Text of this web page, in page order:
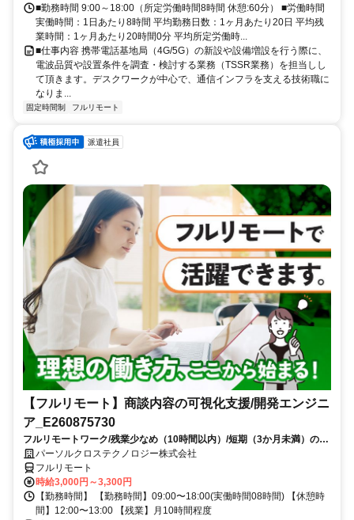
■勤務時間 9:00～18:00（所定労働時間8時間 休憩:60分） ■労働時間
実働時間：1日あたり8時間 平均勤務日数：1ヶ月あたり20日 平均残
業時間：1ヶ月あたり20時間0分 平均所定労働時...
■仕事内容 携帯電話基地局（4G/5G）の新設や設備増設を行う際に、
電波品質や設置条件を調査・検討する業務（TSSR業務）を担当しし
て頂きます。デスクワークが中心で、通信インフラを支える技術職に
なりま...
固定時間制 フルリモート
派遣社員
【フルリモート】商談内容の可視化支援/開発エンジニ
ア_E260875730
フルリモートワーク/残業少なめ（10時間以内）/短期（3か月未満）のお
仕事/大手SI企業勤務/今までのご経験を活かして、更なるキャリアアップ
を目指せます
パーソルクロステクノロジー株式会社
フルリモート
時給3,000円～3,300円
【勤務時間】 【勤務時間】09:00〜18:00(実働時間08時間) 【休憩時
間】12:00〜13:00 【残業】月10時間程度